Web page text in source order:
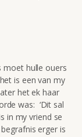
moet hulle ouers
is een van my
het ek haar
was: ‘Dit sal
in my vriend se
erger is